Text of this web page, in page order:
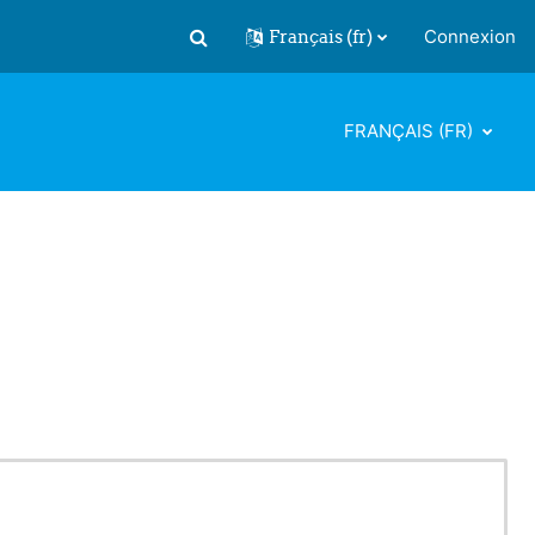
Activer/désactiver la saisie de
Français ‎(fr)‎ Connexion
FRANÇAIS ‎(FR)‎